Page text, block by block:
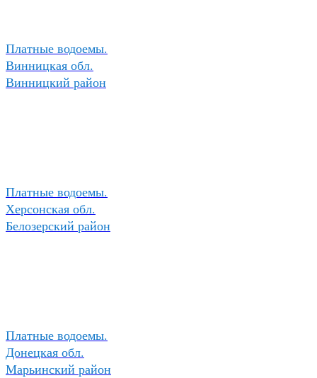
Платные водоемы.
Винницкая обл.
Винницкий район
Платные водоемы.
Херсонская обл.
Белозерский район
Платные водоемы.
Донецкая обл.
Марьинский район